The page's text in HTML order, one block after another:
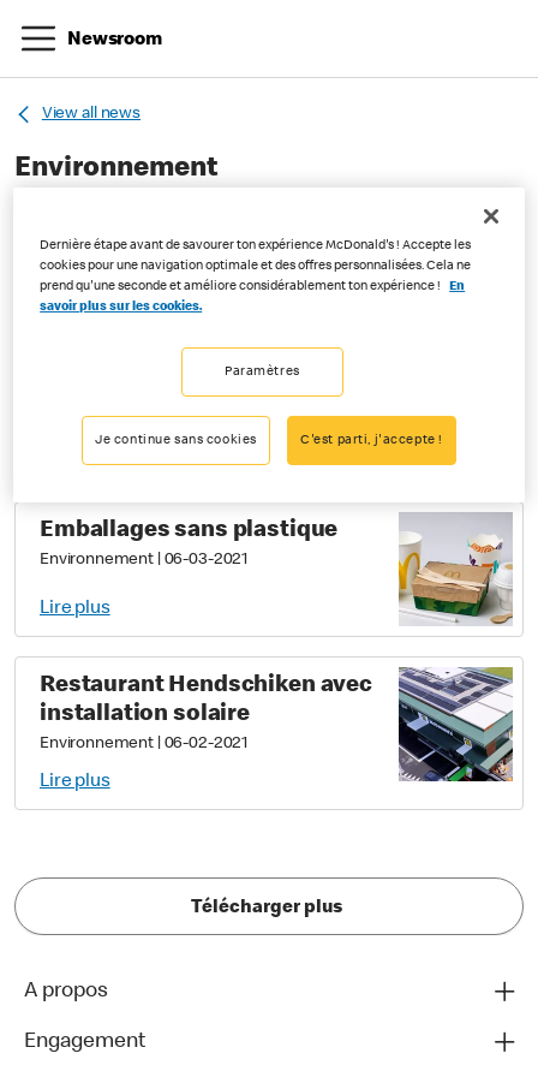
Newsroom
View all news
Environnement
Filtrer par date
Camion à hydrogene vert
Emballages sans plastique
Environnement 06-03-2021
Lire plus
Restaurant Hendschiken avec
installation solaire
Environnement 06-02-2021
Lire plus
Télécharger plus
A propos
Engagement
Dernière étape avant de savourer ton expérience McDonald's ! Accepte les
cookies pour une navigation optimale et des offres personnalisées. Cela ne
prend qu'une seconde et améliore considérablement ton expérience !
En
savoir plus sur les cookies.
Paramètres
Je continue sans cookies C'est parti, j'accepte !